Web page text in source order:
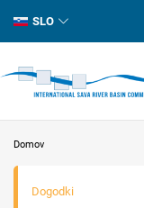
SLO
Domov
Dogodki